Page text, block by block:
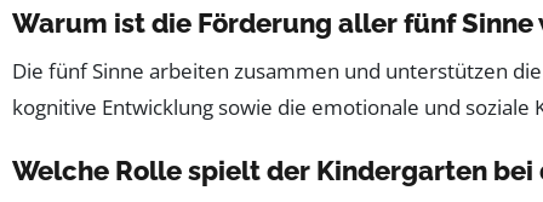
Warum ist die Förderung aller fünf
Die fünf Sinne arbeiten zusammen und unterstützen
kognitive Entwicklung sowie die emotionale und soziale
Welche Rolle spielt der Kindergarten bei